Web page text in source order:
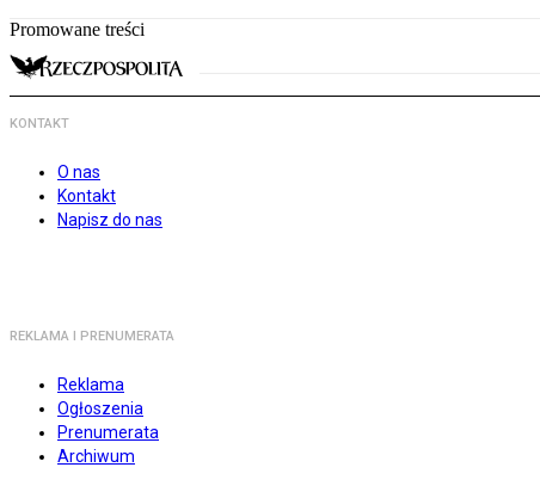
Promowane treści
KONTAKT
O nas
Kontakt
Napisz do nas
REKLAMA I PRENUMERATA
Reklama
Ogłoszenia
Prenumerata
Archiwum